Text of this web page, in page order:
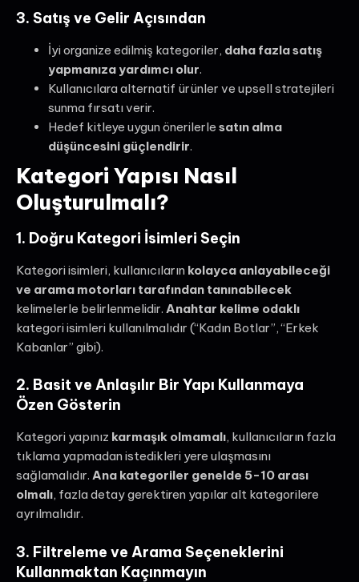
3. Satış ve Gelir Açısından
İyi organize edilmiş kategoriler, daha fazla satış
yapmanıza yardımcı olur.
Kullanıcılara alternatif ürünler ve upsell stratejileri
sunma fırsatı verir.
Hedef kitleye uygun önerilerle satın alma
düşüncesini güçlendirir.
Kategori Yapısı Nasıl
Oluşturulmalı?
1. Doğru Kategori İsimleri Seçin
Kategori isimleri, kullanıcıların kolayca anlayabileceği
ve arama motorları tarafından tanınabilecek
kelimelerle belirlenmelidir. Anahtar kelime odaklı
kategori isimleri kullanılmalıdır (“Kadın Botlar”, “Erkek
Kabanlar” gibi).
2. Basit ve Anlaşılır Bir Yapı Kullanmaya
Özen Gösterin
Kategori yapınız karmaşık olmamalı, kullanıcıların fazla
tıklama yapmadan istedikleri yere ulaşmasını
sağlamalıdır. Ana kategoriler genelde 5-10 arası
olmalı, fazla detay gerektiren yapılar alt kategorilere
ayrılmalıdır.
3. Filtreleme ve Arama Seçeneklerini
Kullanmaktan Kaçınmayın